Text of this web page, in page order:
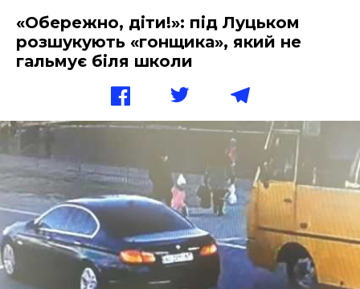
«Обережно, діти!»: під Луцьком
розшукують «гонщика», який не
гальмує біля школи